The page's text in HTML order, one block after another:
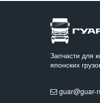
Запчасти для
японских
guar@guar-